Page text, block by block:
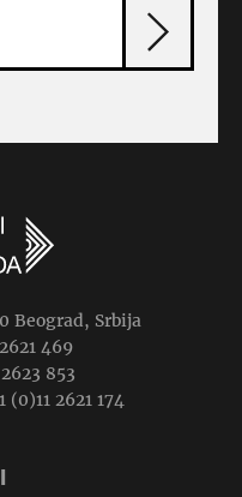
Beograd, Srbija
469
853
2621 174